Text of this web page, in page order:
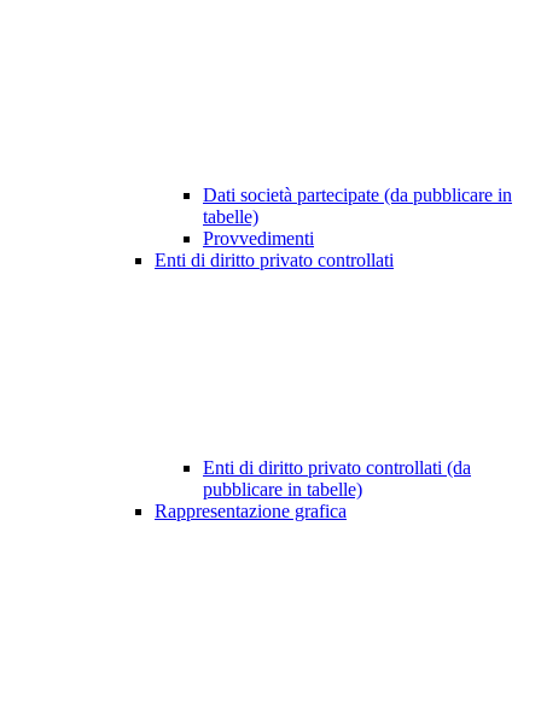
Dati società partecipate (da pubblicare in
tabelle)
Provvedimenti
Enti di diritto privato controllati
Enti di diritto privato controllati (da
pubblicare in tabelle)
Rappresentazione grafica